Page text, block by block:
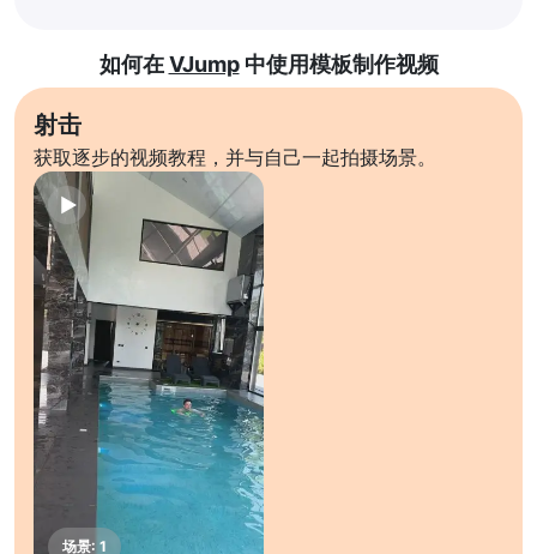
如何在VJump中使用模板制作视频
射击
获取逐步的视频教程，并与自己一起拍摄场景。